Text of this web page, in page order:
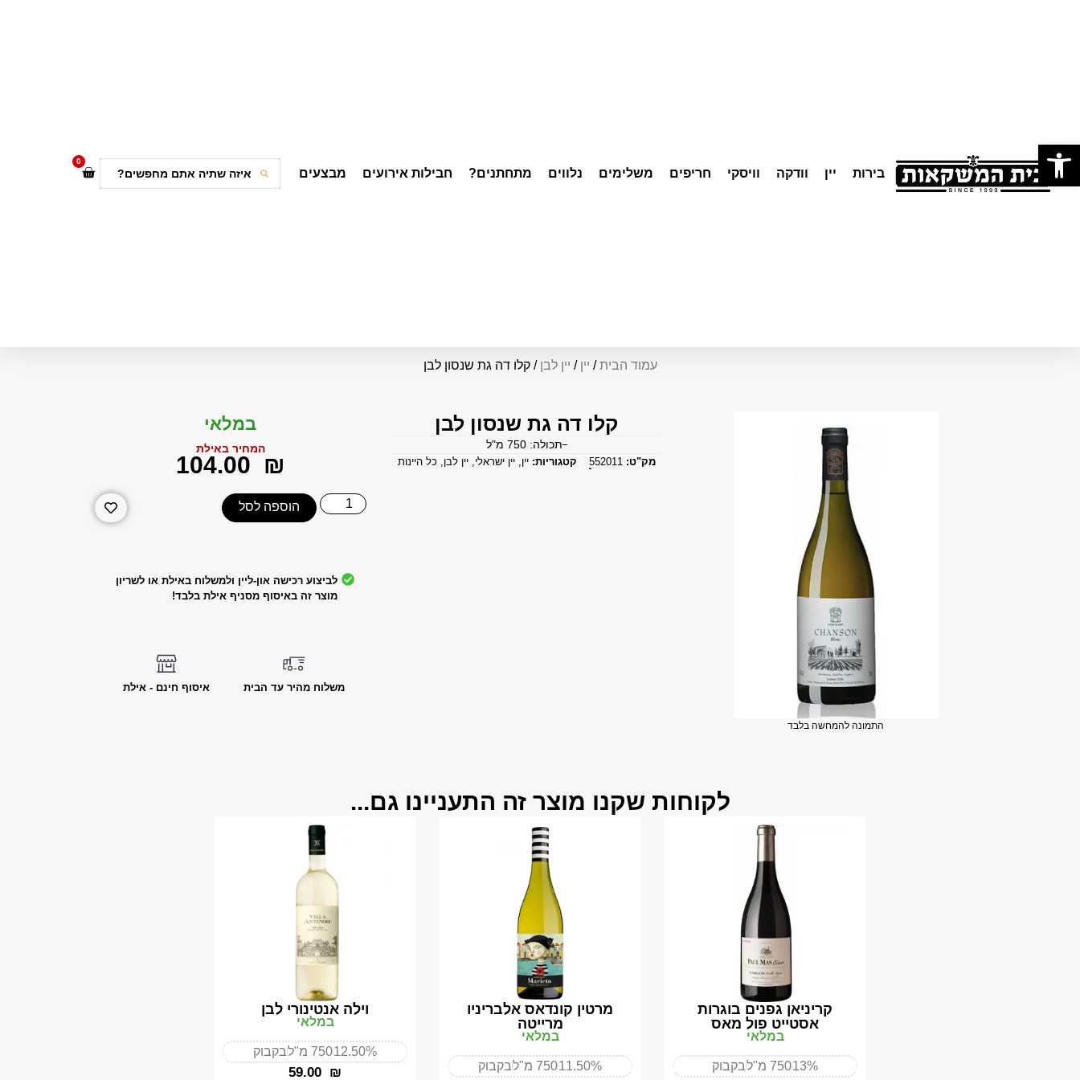
בירות יין וודקה וויסקי חריפים משלימים נלווים מתחתנים? חבילות אירועים מבצעים
0
עמוד הבית/ יין / יין לבן / קלו דה גת שנסון לבן
התמונה להמחשה בלבד
קלו דה גת שנסון לבן
תכולה: 750 מ"ל
מק"ט: 552011 קטגוריות: יין ,יין ישראלי ,יין לבן כל היינות
במלאי
המחיר באילת
‎104.00 ₪
הוספה לסל
לביצוע רכישה און-ליין ולמשלוח באילת או לשריון
מוצר זה באיסוף מסניף אילת בלבד!
משלוח מהיר עד הבית איסוף חינם - אילת
לקוחות שקנו מוצר זה התעניינו גם...
קריניאן גפנים בוגרות
אסטייט פול מאס
במלאי
13%750 מ"ל בקבוק
מרטין קונדאס אלבריניו
מרייטה
במלאי
11.50%750 מ"ל בקבוק
וילה אנטינורי לבן
במלאי
12.50%750 מ"ל בקבוק
‎59.00 ₪
פתח סרגל נגישות